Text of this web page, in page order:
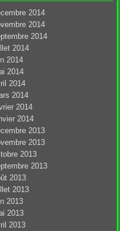
2014
2014
2014
2014
2014
2014
2014
2014
2014
2014
2013
2013
2013
2013
2013
2013
2013
2013
2013